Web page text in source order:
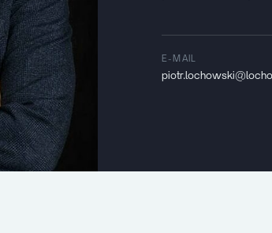
E-MAIL